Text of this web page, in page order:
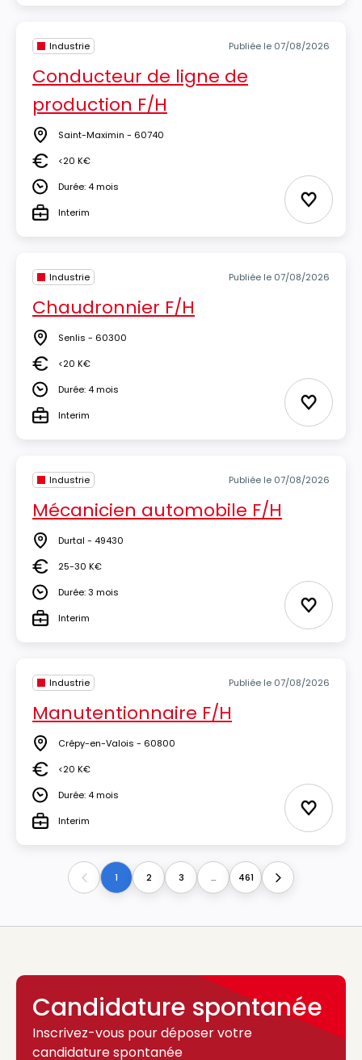
Industrie Publiée le 07/08/2026
Conducteur de ligne de
production F/H
Lieu Saint-Maximin - 60740
Salaire<20 K€
DuréeDurée: 4 mois
TypeInterim Ajouter
Industrie Publiée le 07/08/2026
Chaudronnier F/H
Lieu Senlis - 60300
Salaire<20 K€
DuréeDurée: 4 mois
TypeInterim Ajouter
Industrie Publiée le 07/08/2026
Mécanicien automobile F/H
Lieu Durtal - 49430
Salaire25-30 K€
DuréeDurée: 3 mois
TypeInterim Ajouter
Industrie Publiée le 07/08/2026
Manutentionnaire F/H
Lieu Crépy-en-Valois - 60800
Salaire<20 K€
DuréeDurée: 4 mois
TypeInterim Ajouter
Previous1 2 3 ... 461 Next
Candidature spontanée
Inscrivez-vous pour déposer votre
candidature spontanée